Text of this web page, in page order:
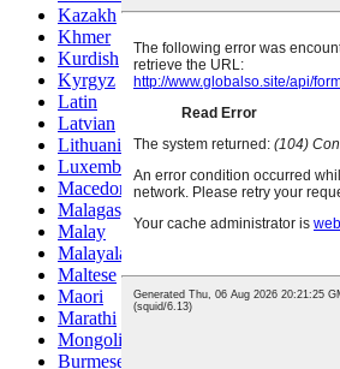
Kazakh
Khmer
Kurdish
Kyrgyz
Latin
Latvian
Lithuanian
Luxembou..
Macedonian
Malagasy
Malay
Malayalam
Maltese
Maori
Marathi
Mongolian
Burmese